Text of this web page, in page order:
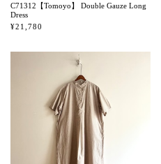
C71312【Tomoyo】 Double Gauze Long
Dress
¥21,780